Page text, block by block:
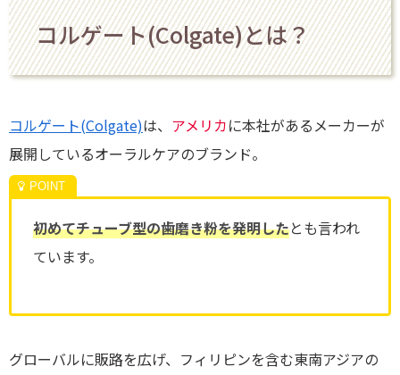
コルゲート(Colgate)とは？
コルゲート(Colgate)は、 アメリカに本社があるメーカーが
展開しているオーラルケアのブランド。
初めてチューブ型の歯磨き粉を発明したとも言われ
ています。
グローバルに販路を広げ、フィリピンを含む東南アジアの